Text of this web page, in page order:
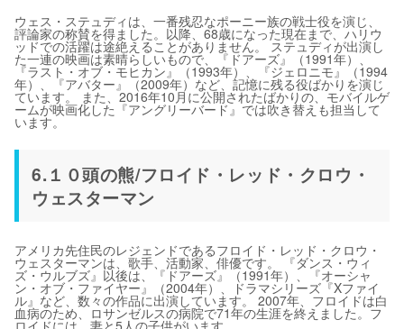
ウェス・ステュディは、一番残忍なポーニー族の戦士役を演じ、
評論家の称賛を得ました。以降、68歳になった現在まで、ハリウ
ッドでの活躍は途絶えることがありません。 ステュディが出演し
た一連の映画は素晴らしいもので、『ドアーズ』（1991年）、
『ラスト・オブ・モヒカン』（1993年）、『ジェロニモ』（1994
年）、『アバター』（2009年）など、記憶に残る役ばかりを演じ
ています。 また、2016年10月に公開されたばかりの、モバイルゲ
ームが映画化した『アングリーバード』では吹き替えも担当して
います。
6.１０頭の熊/フロイド・レッド・クロウ・
ウェスターマン
アメリカ先住民のレジェンドであるフロイド・レッド・クロウ・
ウェスターマンは、歌手、活動家、俳優です。 『ダンス・ウィ
ズ・ウルブズ』以後は、『ドアーズ』（1991年）、『オーシャ
ン・オブ・ファイヤー』（2004年）、ドラマシリーズ『Xファイ
ル』など、数々の作品に出演しています。 2007年、フロイドは白
血病のため、ロサンゼルスの病院で71年の生涯を終えました。フ
ロイドには、妻と5人の子供がいます。